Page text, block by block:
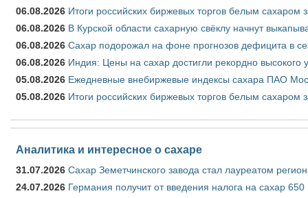
06.08.2026 Итоги российских биржевых торгов белым сахаром
06.08.2026 В Курской области сахарную свёклу начнут
06.08.2026 Сахар подорожал на фоне прогнозов дефицита в
06.08.2026 Индия: Цены на сахар достигли рекордно высокого
05.08.2026 Ежедневные внебиржевые индексы сахара ПАО
05.08.2026 Итоги российских биржевых торгов белым сахаром
Аналитика и интересное о сахаре
31.07.2026 Сахар Земетчинского завода стал лауреатом
24.07.2026 Германия получит от введения налога на сахар